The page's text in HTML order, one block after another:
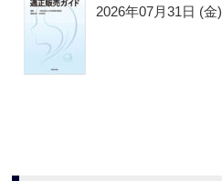
2026年07月31日 (金)